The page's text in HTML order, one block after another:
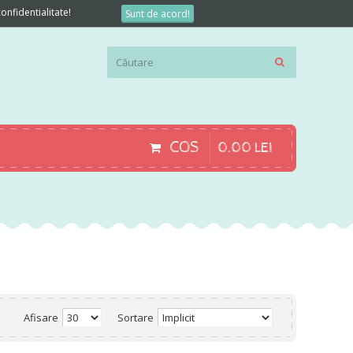
COS 0.00 LEI
Afisare Sortare
Sunt de acord!